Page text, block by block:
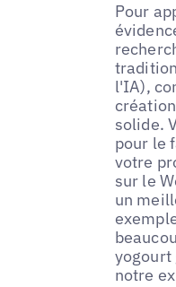
Pour
l'IA),
solide.
pour le
votre
sur le
un
yogourt
notre